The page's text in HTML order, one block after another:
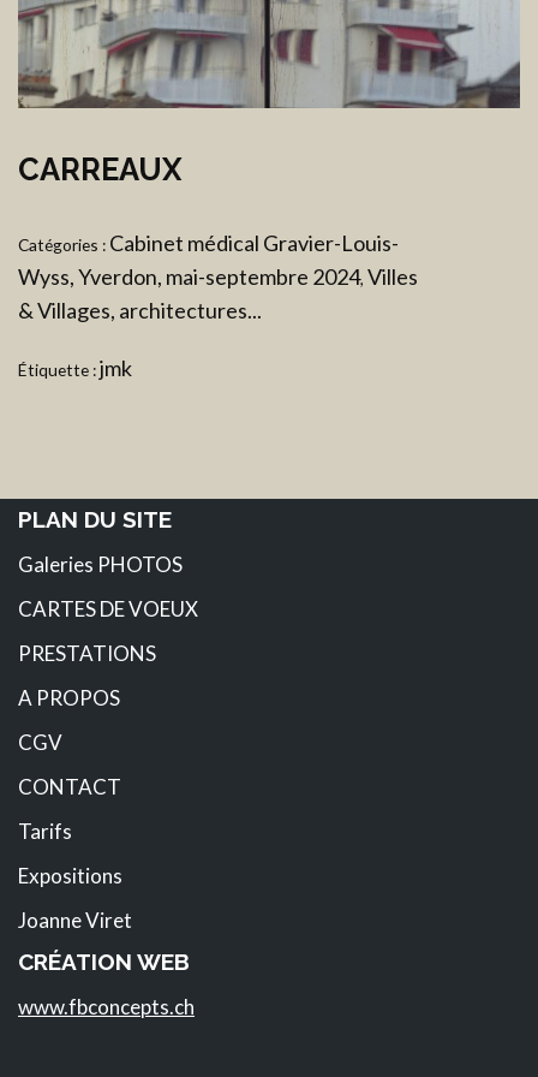
CARREAUX
Catégories : Cabinet médical Gravier-Louis-
Wyss, Yverdon, mai-septembre 2024, Villes
& Villages, architectures...
Étiquette :jmk
PLAN DU SITE
Galeries PHOTOS
CARTES DE VOEUX
PRESTATIONS
A PROPOS
CGV
CONTACT
Tarifs
Expositions
Joanne Viret
CRÉATION WEB
www.fbconcepts.ch